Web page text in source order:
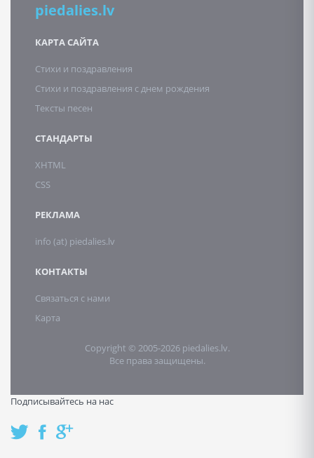
piedalies.lv
КАРТА САЙТА
Стихи и поздравления
Стихи и поздравления с днем рождения
Тексты песен
СТАНДАРТЫ
XHTML
CSS
РЕКЛАМА
info (at) piedalies.lv
КОНТАКТЫ
Связаться с нами
Карта
Copyright © 2005-2026 piedalies.lv.
Все права защищены.
Подписывайтесь на нас